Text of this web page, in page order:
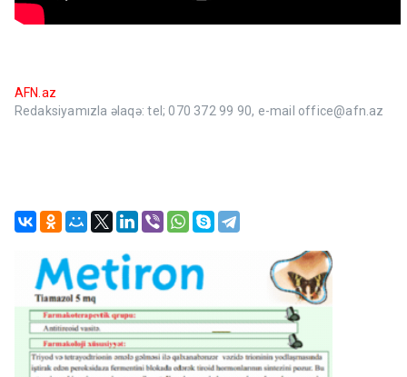
AFN.az
Redaksiyamızla əlaqə: tel; 070 372 99 90, e-mail office@afn.az